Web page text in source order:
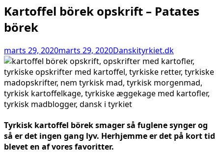
Kartoffel börek opskrift – Patates
börek
marts 29, 2020marts 29, 2020Danskityrkiet.dk
Tyrkisk kartoffel börek smager så fuglene synger og
så er det ingen gang lyv. Herhjemme er det på kort tid
blevet en af vores favoritter.